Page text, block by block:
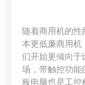
随着商用机的
本更低廉商用机
们开始更倾向
场，带触控功
板电脑也是工